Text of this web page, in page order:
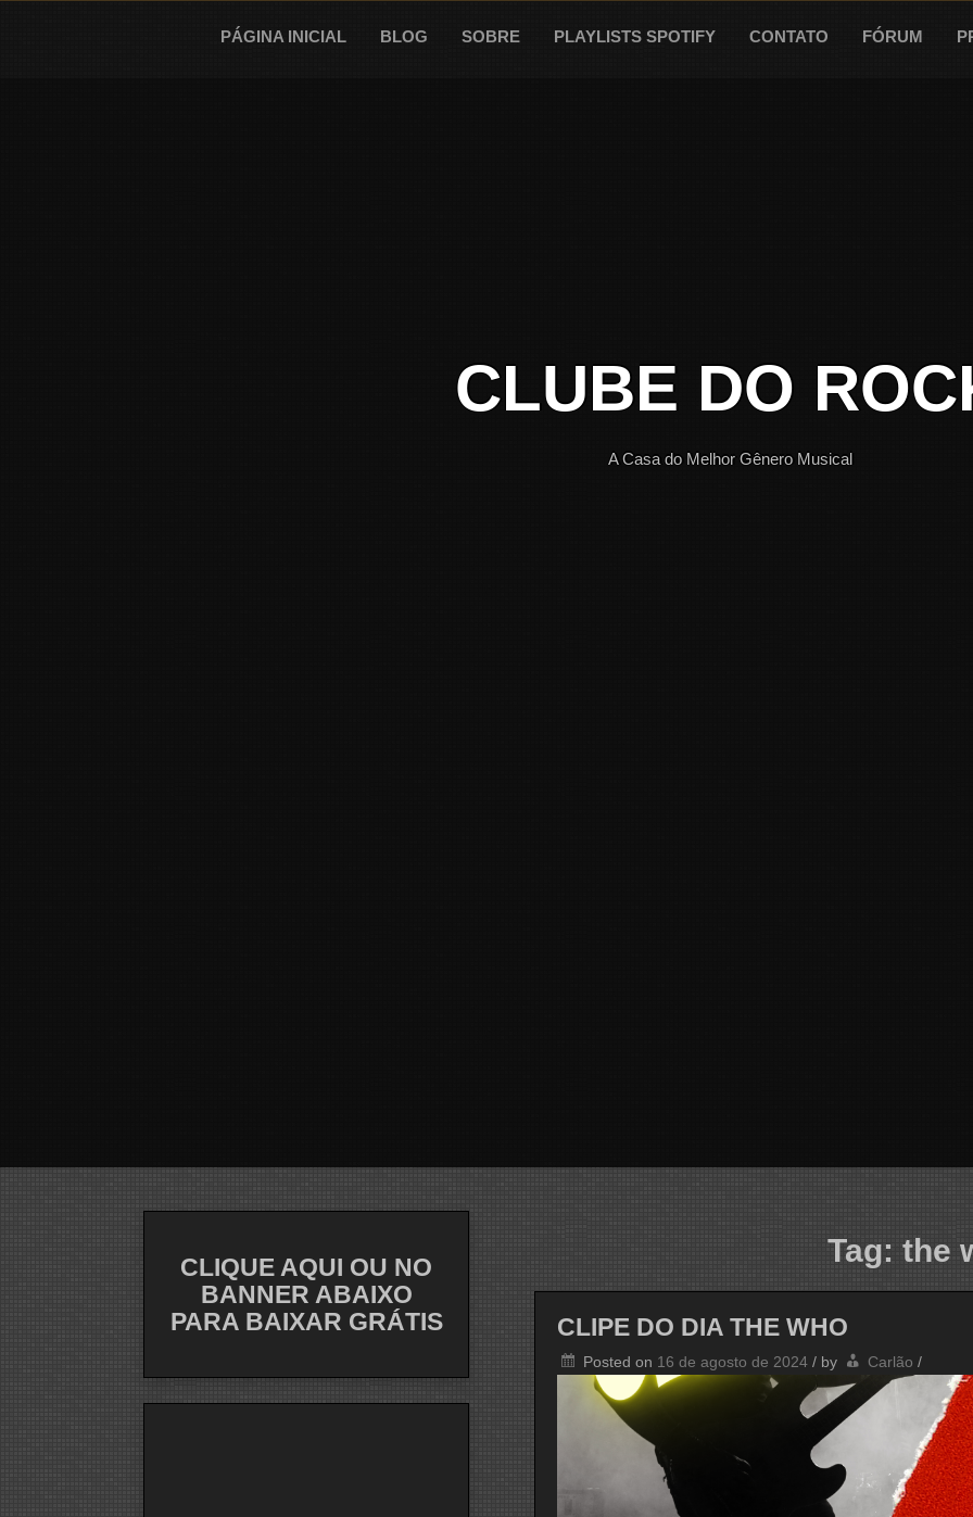
PÁGINA INICIAL BLOG SOBRE PLAYLISTS SPOTIFY CONTATO FÓRUM
CLUBE DO
A Casa do Melhor Gênero Musical
Tag: the
CLIPE DO DIA THE WHO
Posted on 16 de agosto de 2024 / by Carlão /
CLIQUE AQUI OU NO
BANNER ABAIXO
PARA BAIXAR GRÁTIS